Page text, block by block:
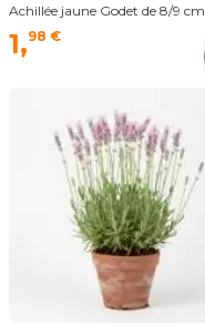
Achillée jaune Godet de 8/9 cm
1,98 €